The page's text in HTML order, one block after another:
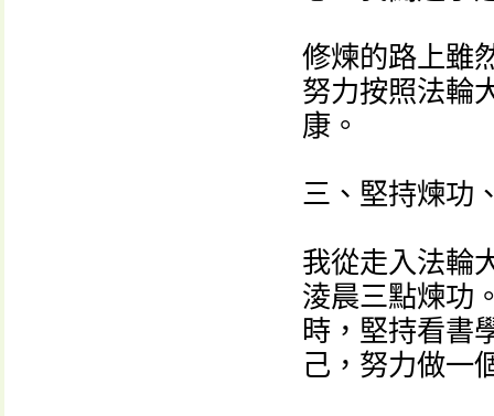
修煉的路上雖
努力按照法輪
康。
三、堅持煉功
我從走入法輪
淩晨三點煉功
時，堅持看書
己，努力做一